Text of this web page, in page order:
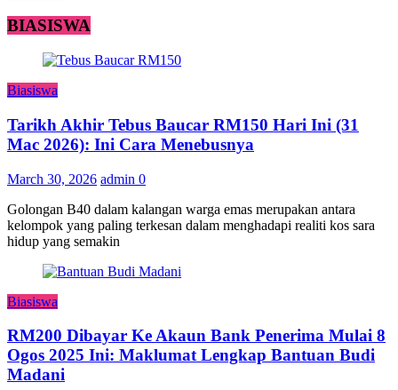
BIASISWA
Biasiswa
Tarikh Akhir Tebus Baucar RM150 Hari Ini (31
Mac 2026): Ini Cara Menebusnya
March 30, 2026 admin 0
Golongan B40 dalam kalangan warga emas merupakan antara
kelompok yang paling terkesan dalam menghadapi realiti kos sara
hidup yang semakin
Biasiswa
RM200 Dibayar Ke Akaun Bank Penerima Mulai 8
Ogos 2025 Ini: Maklumat Lengkap Bantuan Budi
Madani